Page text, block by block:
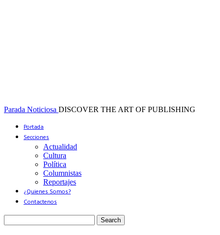
Parada Noticiosa DISCOVER THE ART OF PUBLISHING
Portada
Secciones
Actualidad
Cultura
Política
Columnistas
Reportajes
¿Quienes Somos?
Contactenos